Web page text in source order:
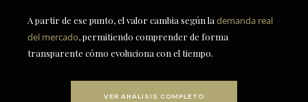
A partir de ese punto, el valor cambia según la demanda real
del mercado, permitiendo comprender de forma
transparente cómo evoluciona con el tiempo.
VER ANÁLISIS COMPLETO